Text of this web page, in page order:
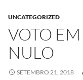
UNCATEGORIZED
VOTO
NULO
SETEMBRO 21, 2018